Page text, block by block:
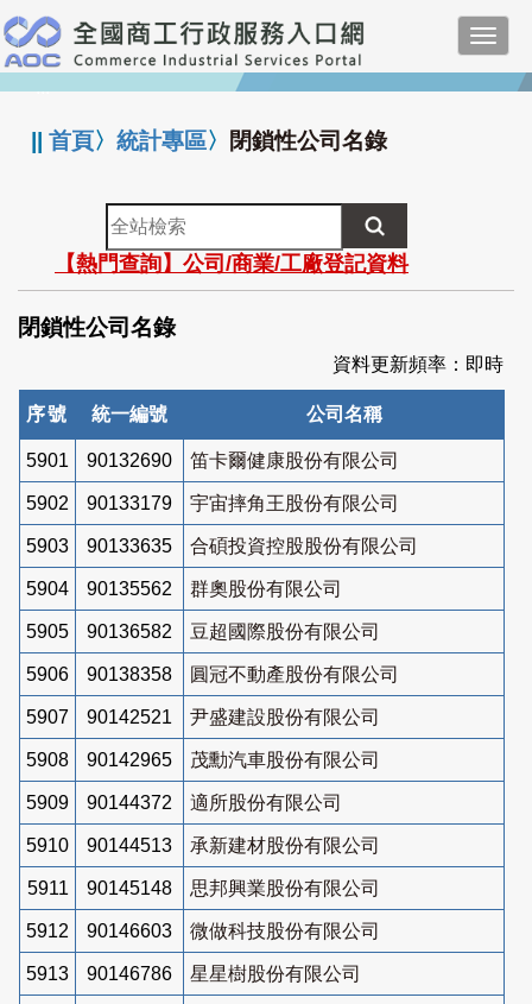
跳
到
主
要
:::
||首頁〉統計專區〉 閉鎖性公司名錄
全
站
檢
索
【熱門查詢】公司/商業/工廠登記資料
閉鎖性公司名錄
資料更新頻率：即時
序號 統一編號 公司名稱
5901 90132690 笛卡爾健康股份有限公司
5902 90133179 宇宙摔角王股份有限公司
5903 90133635 合碩投資控股股份有限公司
5904 90135562 群奧股份有限公司
5905 90136582 豆超國際股份有限公司
5906 90138358 圓冠不動產股份有限公司
5907 90142521 尹盛建設股份有限公司
5908 90142965 茂勳汽車股份有限公司
5909 90144372 適所股份有限公司
5910 90144513 承新建材股份有限公司
5911 90145148 思邦興業股份有限公司
5912 90146603 微做科技股份有限公司
5913 90146786 星星樹股份有限公司